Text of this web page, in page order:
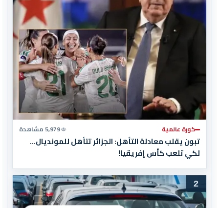
كورة عالمية 5,979 مشاهدة
تبون يقلب معادلة التأهل: الجزائر تتأهل للمونديال…
لكي تلعب كأس إفريقيا!
2